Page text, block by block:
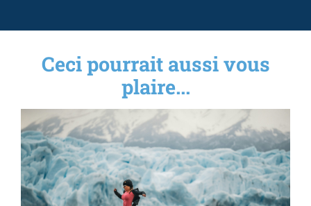
Ceci pourrait aussi vous
plaire...